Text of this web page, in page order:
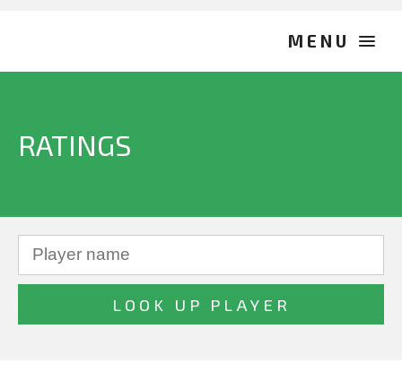
RATINGS